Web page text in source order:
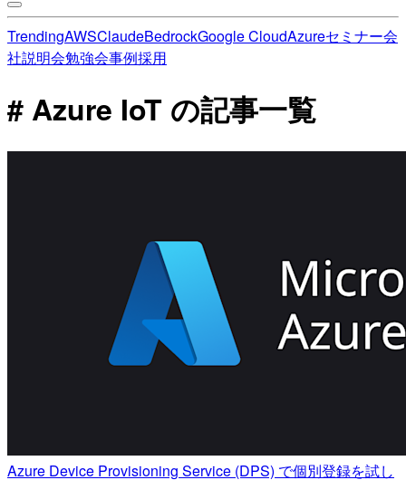
TrendingAWSClaudeBedrockGoogle CloudAzureセミナー会
社説明会勉強会事例採用
# Azure IoT の記事一覧
Azure Device Provisioning Service (DPS) で個別登録を試し